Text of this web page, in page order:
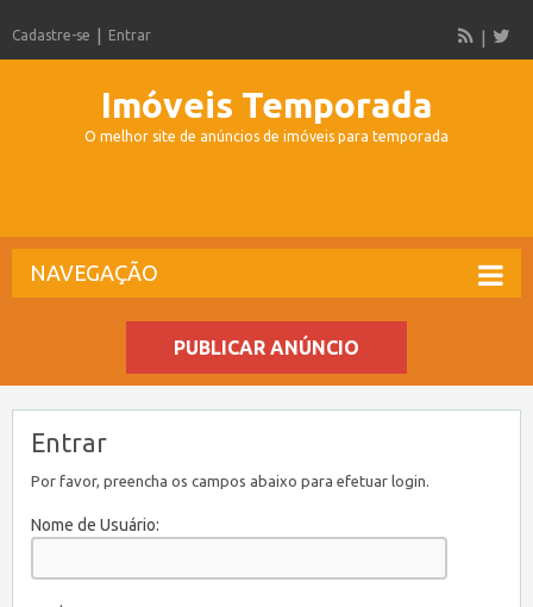
Cadastre-se Entrar
Imóveis Temporada
O melhor site de anúncios de imóveis para temporada
NAVEGAÇÃO
PUBLICAR ANÚNCIO
Entrar
Por favor, preencha os campos abaixo para efetuar login.
Nome de Usuário: